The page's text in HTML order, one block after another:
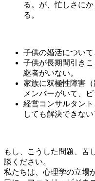
る。が、忙しさに
る。
子供の婚活について
子供が長期間引き
継者がいない。
家族に双極性障害
メンバーがいて、
経営コンサルタン
しても解決できな
もし、こうした問題、苦
談ください。
私たちは、心理学の立場